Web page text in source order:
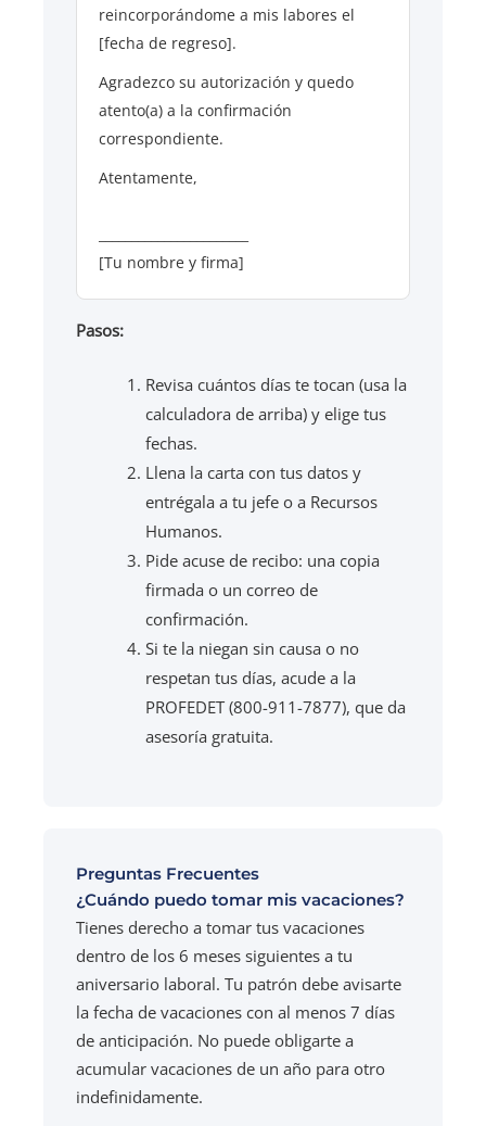
reincorporándome a mis labores el
[fecha de regreso].
Agradezco su autorización y quedo
atento(a) a la confirmación
correspondiente.
Atentamente,
[Tu nombre y firma]
Pasos:
Revisa cuántos días te tocan (usa la
calculadora de arriba) y elige tus
fechas.
Llena la carta con tus datos y
entrégala a tu jefe o a Recursos
Humanos.
Pide acuse de recibo: una copia
firmada o un correo de
confirmación.
Si te la niegan sin causa o no
respetan tus días, acude a la
PROFEDET (800-911-7877), que da
asesoría gratuita.
Preguntas Frecuentes
¿Cuándo puedo tomar mis vacaciones?
Tienes derecho a tomar tus vacaciones
dentro de los 6 meses siguientes a tu
aniversario laboral. Tu patrón debe avisarte
la fecha de vacaciones con al menos 7 días
de anticipación. No puede obligarte a
acumular vacaciones de un año para otro
indefinidamente.